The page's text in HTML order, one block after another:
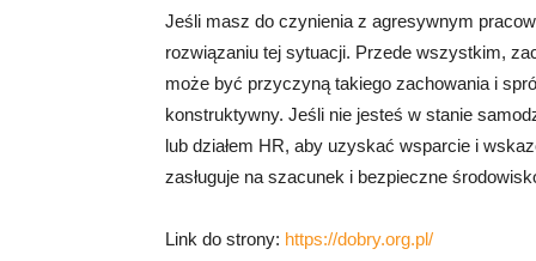
Jeśli masz do czynienia z agresywnym
rozwiązaniu tej sytuacji. Przede wszystkim,
może być przyczyną takiego zachowania i
konstruktywny. Jeśli nie jesteś w stanie
lub działem HR, aby uzyskać wsparcie i
zasługuje na szacunek i bezpieczne
Link do strony: https://dobry.org.pl/